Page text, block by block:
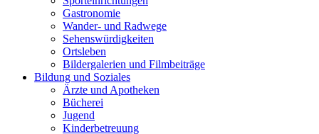
Gastronomie
Wander- und Radwege
Sehenswürdigkeiten
Ortsleben
Bildergalerien und Filmbeiträge
Bildung und Soziales
Ärzte und Apotheken
Bücherei
Jugend
Kinderbetreuung